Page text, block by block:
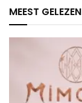
MEEST GELEZEN